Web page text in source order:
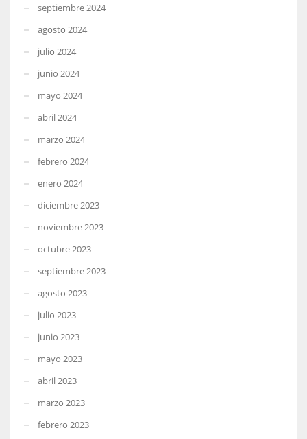
septiembre 2024
agosto 2024
julio 2024
junio 2024
mayo 2024
abril 2024
marzo 2024
febrero 2024
enero 2024
diciembre 2023
noviembre 2023
octubre 2023
septiembre 2023
agosto 2023
julio 2023
junio 2023
mayo 2023
abril 2023
marzo 2023
febrero 2023